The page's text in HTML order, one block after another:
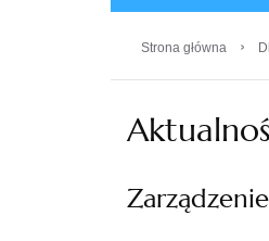
Strona główna ›